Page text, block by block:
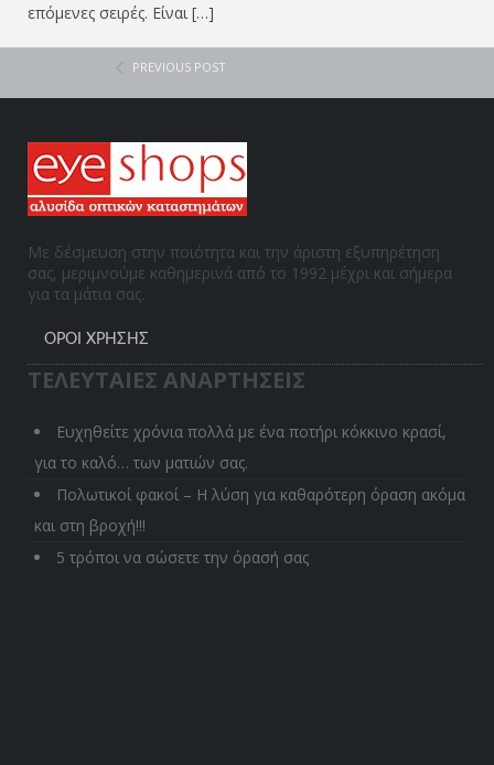
επόμενες σειρές. Είναι […]
PREVIOUS POST
Με δέσμευση στην ποιότητα και την άριστη εξυπηρέτηση
σας, μεριμνούμε καθημερινά από το 1992 μέχρι και σήμερα
για τα μάτια σας.
ΌΡΟΙ ΧΡΉΣΗΣ
ΤΕΛΕΥΤΑΙΕΣ ΑΝΑΡΤΗΣΕΙΣ
Ευχηθείτε χρόνια πολλά με ένα ποτήρι κόκκινο κρασί,
για το καλό… των ματιών σας.
Πολωτικοί φακοί – Η λύση για καθαρότερη όραση ακόμα
και στη βροχή!!!
5 τρόποι να σώσετε την όρασή σας